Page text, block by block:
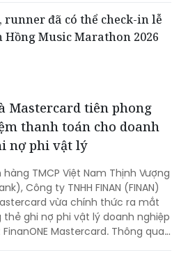
Mastercard tiên phong
nợ phi vật lý
hàng TMCP Việt Nam Thịnh Vượng
Công ty TNHH FINAN (FINAN)
vừa chính thức ra mắt
thẻ ghi nợ phi vật lý doanh nghiệp
FinanONE Mastercard. Thông qua
này, ba đơn vị hướng tới xây
một hệ sinh thái quản trị chi tiêu
nơi doanh nghiệp có thể chủ
vá lại những 'trái tim lỗi'